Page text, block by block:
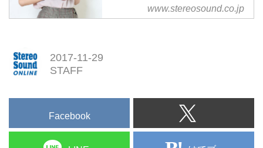
井本彩花/全日本国民的美少女コ
ンテストの2017年度グランプリ
www.stereosound.co.jp
2017-11-29
STAFF
Facebook